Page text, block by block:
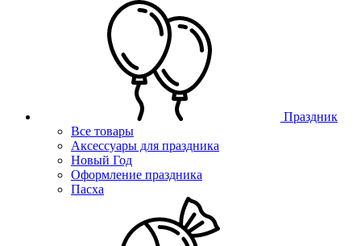
Праздник
Все товары
Аксессуары для праздника
Новый Год
Оформление праздника
Пасха